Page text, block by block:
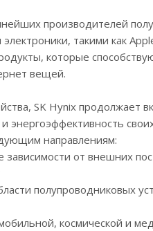
производителей
такими как
которые
вещей.
SK Hynix продолжает
энергоэффективность
направлениям:
от внешних
полупроводниковых
космической и